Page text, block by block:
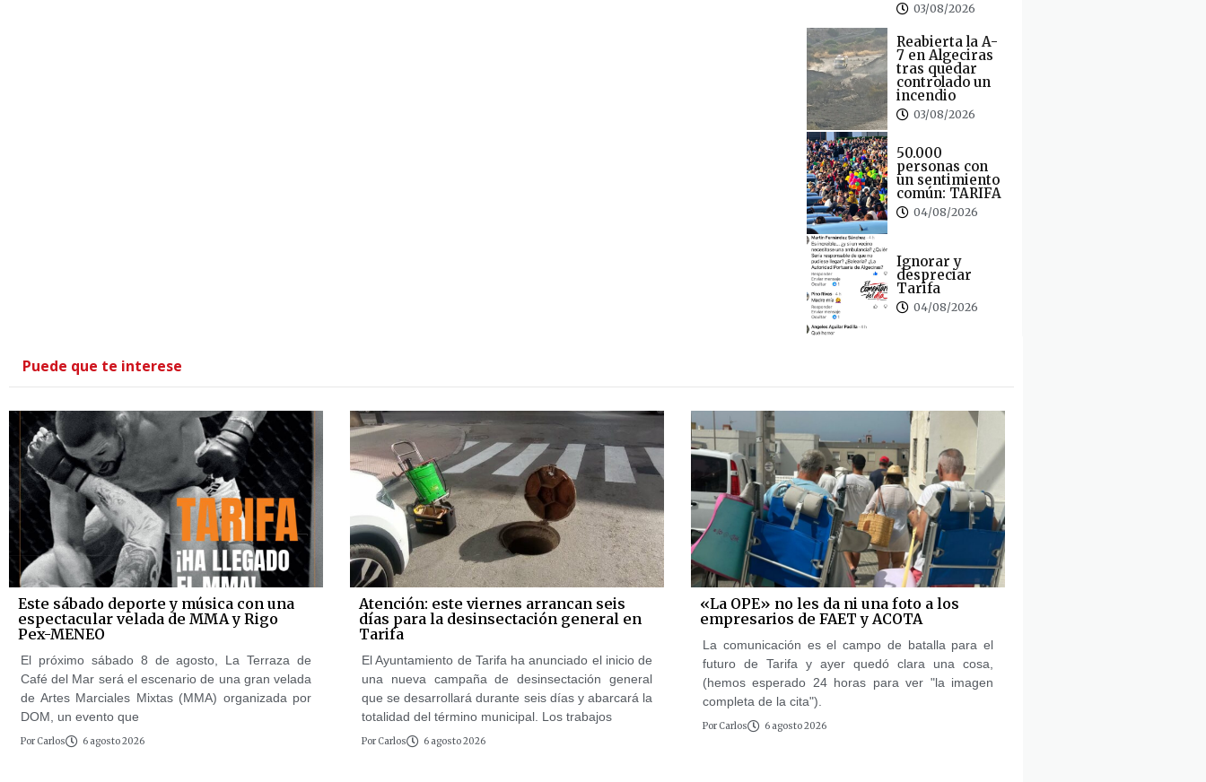
03/08/2026
Reabierta la A-
7 en Algeciras
tras quedar
controlado un
incendio
03/08/2026
50.000
personas con
un sentimiento
común: TARIFA
04/08/2026
Ignorar y
despreciar
Tarifa
04/08/2026
Puede que te interese
Este sábado deporte y música con una
espectacular velada de MMA y Rigo
Pex-MENEO
El próximo sábado 8 de agosto, La Terraza de
Café del Mar será el escenario de una gran velada
de Artes Marciales Mixtas (MMA) organizada por
DOM, un evento que
Por Carlos 6 agosto 2026
Atención: este viernes arrancan seis
días para la desinsectación general en
Tarifa
El Ayuntamiento de Tarifa ha anunciado el inicio de
una nueva campaña de desinsectación general
que se desarrollará durante seis días y abarcará la
totalidad del término municipal. Los trabajos
Por Carlos 6 agosto 2026
«La OPE» no les da ni una foto a los
empresarios de FAET y ACOTA
La comunicación es el campo de batalla para el
futuro de Tarifa y ayer quedó clara una cosa,
(hemos esperado 24 horas para ver "la imagen
completa de la cita").
Por Carlos 6 agosto 2026